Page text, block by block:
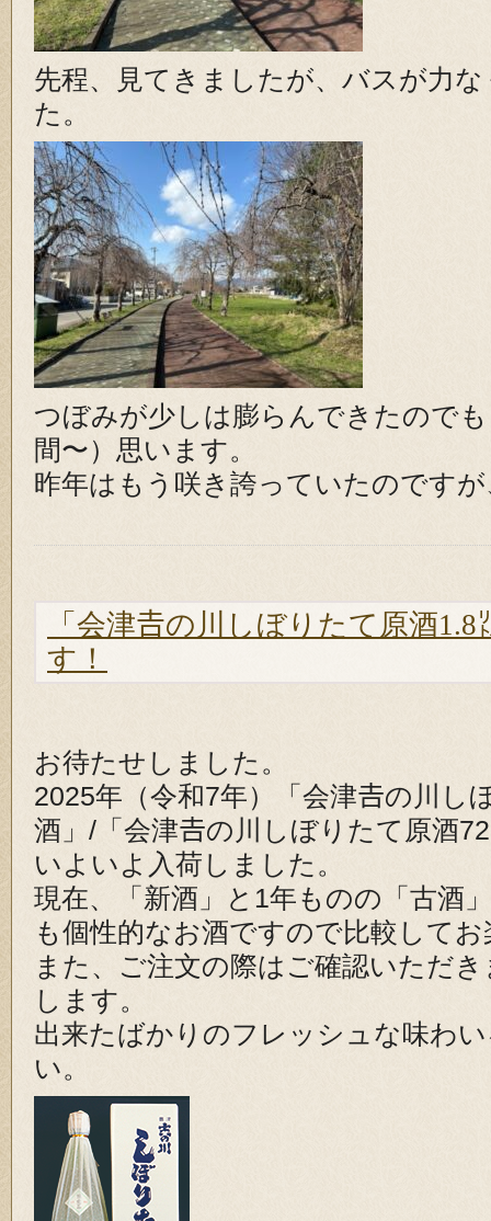
先程、見てきましたが、バスが力
た。
つぼみが少しは膨らんできたので
間〜）思います。
昨年はもう咲き誇っていたのですが
「会津𠮷の川しぼりたて原酒
す！
お待たせしました。
2025年（令和7年）「会津𠮷の川し
酒」/「会津𠮷の川しぼりたて原酒
いよいよ入荷しました。
現在、「新酒」と1年ものの「古酒
も個性的なお酒ですので比較して
また、ご注文の際はご確認いただ
します。
出来たばかりのフレッシュな味わ
い。